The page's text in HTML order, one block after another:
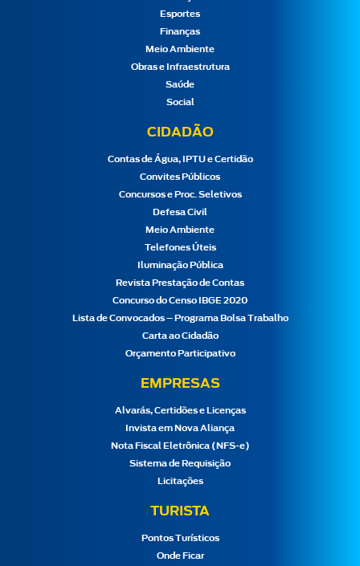
Esportes
Finanças
Meio Ambiente
Obras e Infraestrutura
Saúde
Social
CIDADÃO
Contas de Água, IPTU e Certidão
Convites Públicos
Concursos e Proc. Seletivos
Defesa Civil
Meio Ambiente
Telefones Úteis
Iluminação Pública
Revista Prestação de Contas
Concurso do Censo IBGE 2020
Lista de Convocados – Programa Bolsa Trabalho
Carta ao Cidadão
Orçamento Participativo
EMPRESAS
Alvarás, Certidões e Licenças
Invista em Nova Aliança
Nota Fiscal Eletrônica (NFS-e)
Sistema de Requisição
Licitações
TURISTA
Pontos Turísticos
Onde Ficar